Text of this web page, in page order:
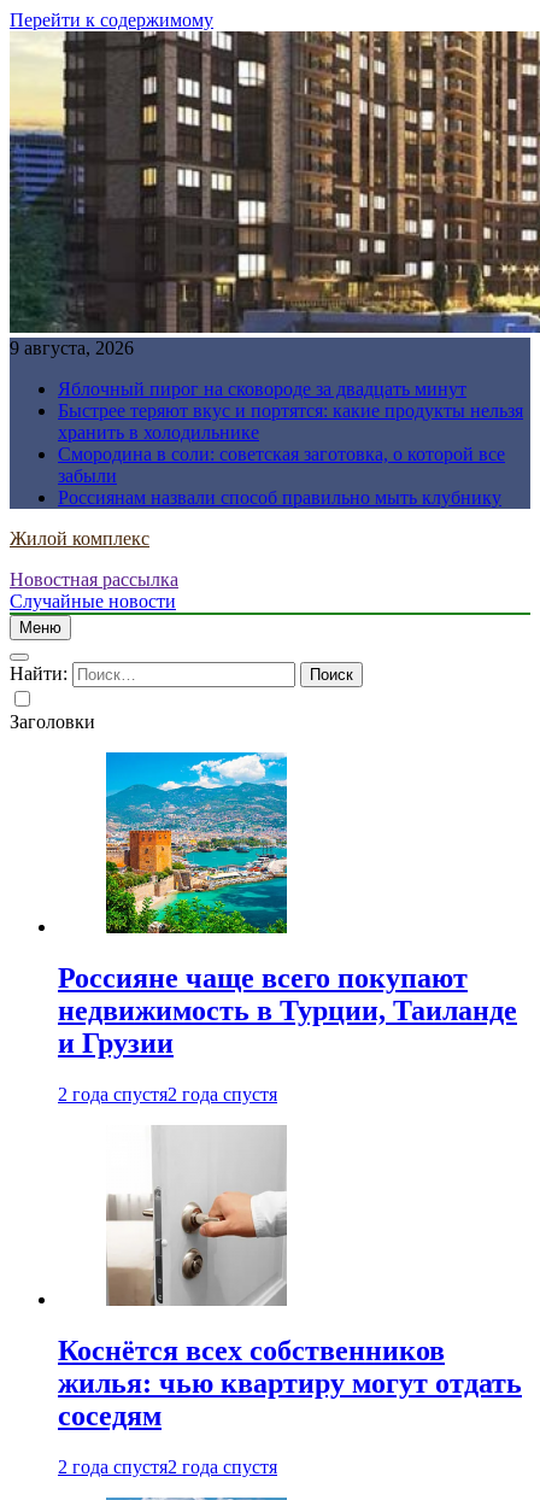
Перейти к содержимому
9 августа, 2026
Яблочный пирог на сковороде за двадцать минут
Быстрее теряют вкус и портятся: какие продукты нельзя
хранить в холодильнике
Смородина в соли: советская заготовка, о которой все
забыли
Россиянам назвали способ правильно мыть клубнику
Жилой комплекс
Новостная рассылка
Случайные новости
Меню
Найти:
Заголовки
Россияне чаще всего покупают
недвижимость в Турции, Таиланде
и Грузии
2 года спустя2 года спустя
Коснётся всех собственников
жилья: чью квартиру могут отдать
соседям
2 года спустя2 года спустя